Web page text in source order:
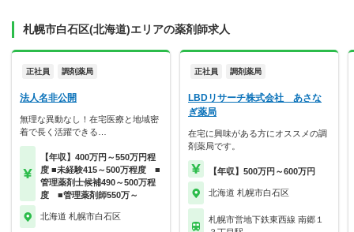
札幌市白石区(北海道)エリアの薬剤師求人
正社員 調剤薬局
法人名非公開
無理な異動なし！在宅医療と地域密
着で長く活躍できる…
【年収】400万円～550万円程
度 ■未経験415～500万程度 ■
管理薬剤士候補490～500万程
度 ■管理薬剤師550万～
北海道 札幌市白石区
正社員 調剤薬局
LBDリサーチ株式会社 あさな
ぎ薬局
在宅に興味がある方にオススメの調
剤薬局です。
【年収】500万円～600万円
北海道 札幌市白石区
札幌市営地下鉄東西線 南郷１